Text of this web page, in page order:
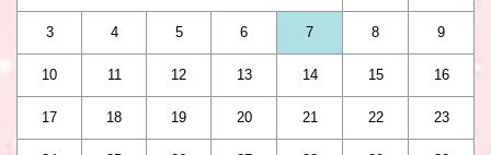
3 4 5 6 7 8 9
10 11 12 13 14 15 16
17 18 19 20 21 22 23